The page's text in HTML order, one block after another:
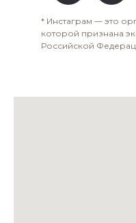
* Инстаграм — это
которой признана
Российской